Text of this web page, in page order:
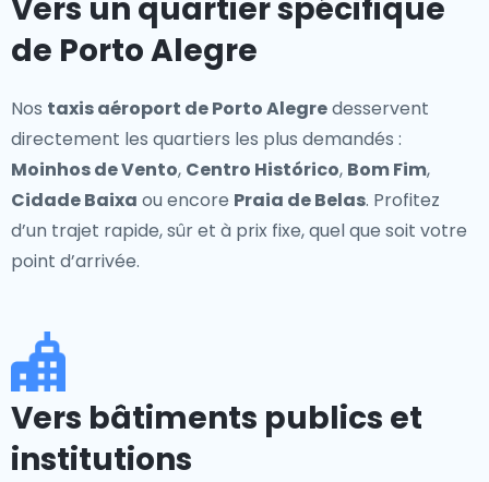
Vers un quartier spécifique
de Porto Alegre
Nos taxis aéroport de Porto Alegredesservent
directement les quartiers les plus demandés :
Moinhos de Vento, Centro Histórico, Bom Fim,
Cidade Baixa ou encore Praia de Belas. Profitez
d’un trajet rapide, sûr et à prix fixe, quel que soit votre
point d’arrivée.
Vers bâtiments publics et
institutions